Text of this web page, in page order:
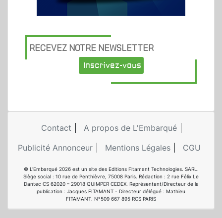
RECEVEZ NOTRE NEWSLETTER
Inscrivez-vous
Contact
A propos de L'Embarqué
Publicité Annonceur
Mentions Légales CGU
© L'Embarqué 2026 est un site des Editions Fitamant Technologies. SARL.
Siège social : 10 rue de Penthièvre, 75008 Paris. Rédaction : 2 rue Félix Le
Dantec CS 62020 – 29018 QUIMPER CEDEX. Représentant/Directeur de la
publication : Jacques FITAMANT - Directeur délégué : Mathieu
FITAMANT. N°509 667 895 RCS PARIS